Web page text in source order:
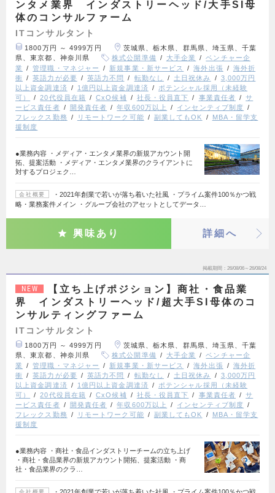
ンタメ業界 インダストリーヘッド/大手SI母
体のコンサルファーム
ITコンサルタント
1800万円 ～ 4999万円
茨城県、栃木県、群馬県、埼玉県、千葉
県、東京都、神奈川県
株式公開準備 大手企業
ベンチャー企
業
管理職・マネジャー 新規事業・新サービス 海外出張
海外折
衝
英語力が必要 英語力不問 転勤なし 土日祝休み
3,000万円
以上資金調達済
1億円以上資金調達済
ポテンシャル採用（未経験
可）
20代役員在籍 CxO候補 社長・役員直下 事業責任者
サ
ービス責任者
開発責任者 年収600万以上
インセンティブ制度
フレックス勤務
リモートワーク可能 副業してもOK
MBA・留学支
援制度
●業務内容 ・メディア・エンタメ業界の新規アカウント開
拓、提案活動 ・メディア・エンタメ業界のクライアントに
対するプロジェク…
会社概要
・2021年創業で若いが落ち着いた社風 ・プライム案件100％かつ戦
略・業務案件メイン ・グループ会社のアセットとしてデータ…
興味あり 詳細へ
掲載期間 26/08/06～26/08/24
NEW
【立ち上げポジション】商社・食品業
界 インダストリーヘッド/超大手SI母体のコ
ンサルティングファーム
ITコンサルタント
1800万円 ～ 4999万円
茨城県、栃木県、群馬県、埼玉県、千葉
県、東京都、神奈川県
株式公開準備 大手企業
ベンチャー企
業
管理職・マネジャー 新規事業・新サービス 海外出張
海外折
衝
英語力が必要 英語力不問 転勤なし 土日祝休み
3,000万円
以上資金調達済
1億円以上資金調達済
ポテンシャル採用（未経験
可）
20代役員在籍 CxO候補 社長・役員直下 事業責任者
サ
ービス責任者
開発責任者 年収600万以上
インセンティブ制度
フレックス勤務
リモートワーク可能 副業してもOK
MBA・留学支
援制度
●業務内容 ・商社・食品インダストリーチームの立ち上げ
・商社・食品業界の新規アカウント開拓、提案活動 ・商
社・食品業界のクラ…
会社概要